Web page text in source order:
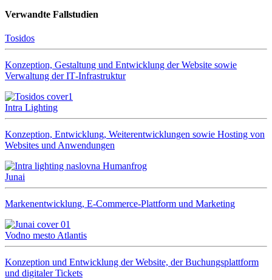
Verwandte Fallstudien
Tosidos
Konzeption, Gestaltung und Entwicklung der Website sowie
Verwaltung der IT‑Infrastruktur
Intra Lighting
Konzeption, Entwicklung, Weiterentwicklungen sowie Hosting von
Websites und Anwendungen
Junai
Markenentwicklung, E-Commerce-Plattform und Marketing
Vodno mesto Atlantis
Konzeption und Entwicklung der Website, der Buchungsplattform
und digitaler Tickets